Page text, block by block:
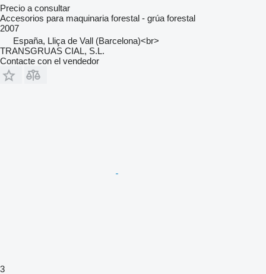
Precio a consultar
Accesorios para maquinaria forestal - grúa forestal
2007
España, Lliça de Vall (Barcelona)<br>
TRANSGRUAS CIAL, S.L.
Contacte con el vendedor
3